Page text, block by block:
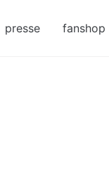
presse fanshop